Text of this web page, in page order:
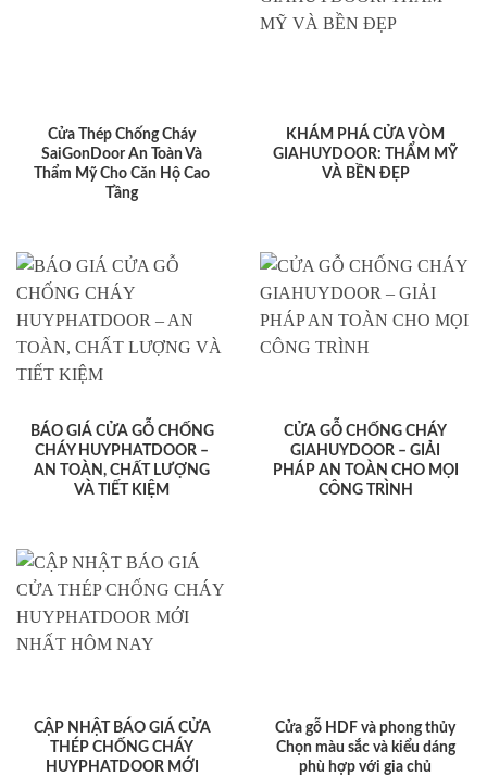
Cửa Thép Chống Cháy
SaiGonDoor An Toàn Và
Thẩm Mỹ Cho Căn Hộ Cao
Tầng
KHÁM PHÁ CỬA VÒM
GIAHUYDOOR: THẨM MỸ
VÀ BỀN ĐẸP
BÁO GIÁ CỬA GỖ CHỐNG
CHÁY HUYPHATDOOR –
AN TOÀN, CHẤT LƯỢNG
VÀ TIẾT KIỆM
CỬA GỖ CHỐNG CHÁY
GIAHUYDOOR – GIẢI
PHÁP AN TOÀN CHO MỌI
CÔNG TRÌNH
CẬP NHẬT BÁO GIÁ CỬA
THÉP CHỐNG CHÁY
HUYPHATDOOR MỚI
Cửa gỗ HDF và phong thủy
Chọn màu sắc và kiểu dáng
phù hợp với gia chủ